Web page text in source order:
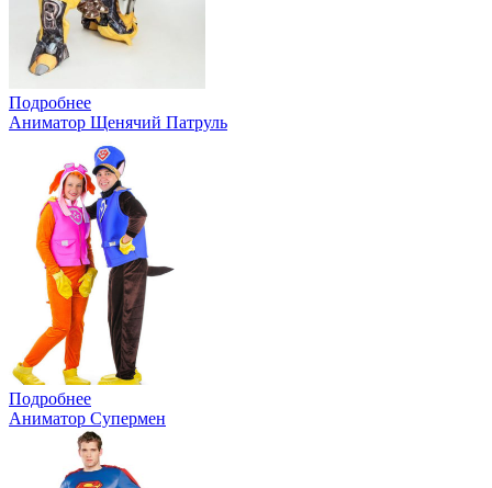
Подробнее
Аниматор Щенячий Патруль
Подробнее
Аниматор Супермен